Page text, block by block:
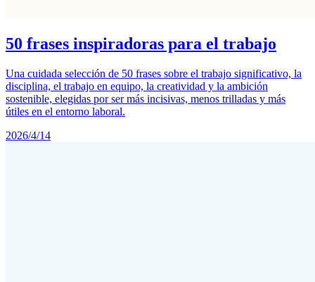
50 frases inspiradoras para el trabajo
Una cuidada selección de 50 frases sobre el trabajo significativo, la
disciplina, el trabajo en equipo, la creatividad y la ambición
sostenible, elegidas por ser más incisivas, menos trilladas y más
útiles en el entorno laboral.
2026/4/14